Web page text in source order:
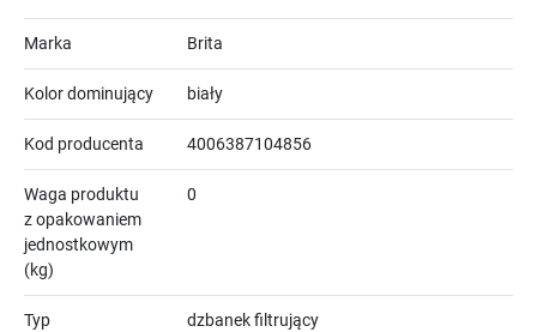
Marka Brita
Kolor dominujący biały
Kod producenta 4006387104856
Waga produktu
z opakowaniem
jednostkowym
(kg)
0
Typ dzbanek filtrujący